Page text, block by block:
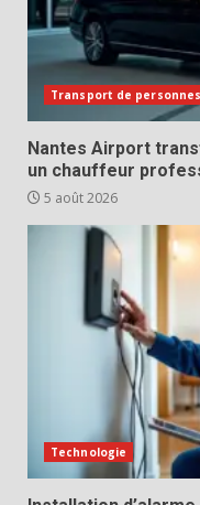
Transport de personnes
Nantes Airport
un chauffeur
5 août 2026
Technologie